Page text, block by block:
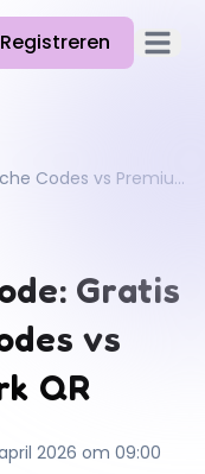
Registreren
QR Cake vs Flowcode: Gratis Dynamische Codes vs Premium Merk QR
Gratis
vs
QR
2026 om 09:00